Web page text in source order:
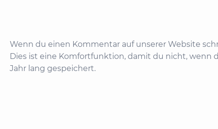
Wenn du einen Kommentar auf unserer Website
Dies ist eine Komfortfunktion, damit du nicht, wenn
Jahr lang gespeichert.